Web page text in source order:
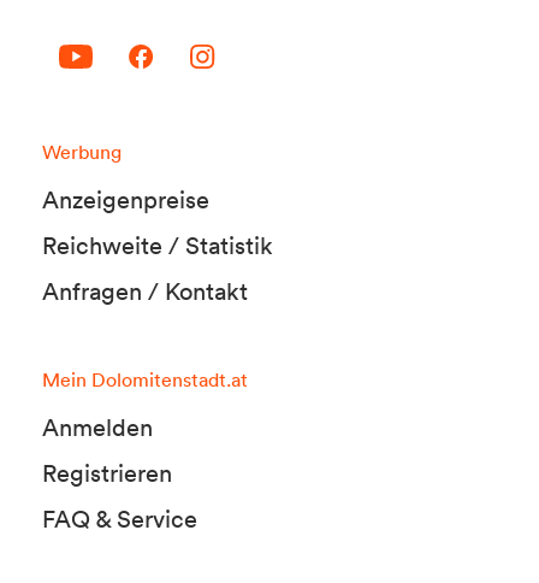
Werbung
Anzeigenpreise
Reichweite / Statistik
Anfragen / Kontakt
Mein Dolomitenstadt.at
Anmelden
Registrieren
FAQ & Service